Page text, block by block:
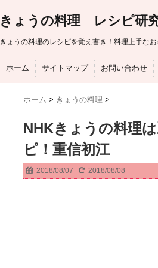
きょうの料理 レシピ
きょうの料理のレシピを覚え書き！料理上手な
ホーム サイトマップ お問い合わせ
ホーム > きょうの料理 >
NHKきょうの料理
ピ！重信初江
2018/08/07 2018/08/08